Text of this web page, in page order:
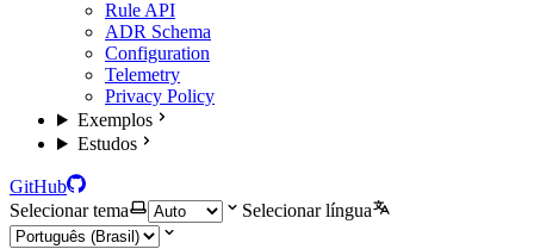
Rule API
ADR Schema
Configuration
Telemetry
Privacy Policy
Exemplos
Estudos
GitHub
Selecionar tema
Selecionar língua